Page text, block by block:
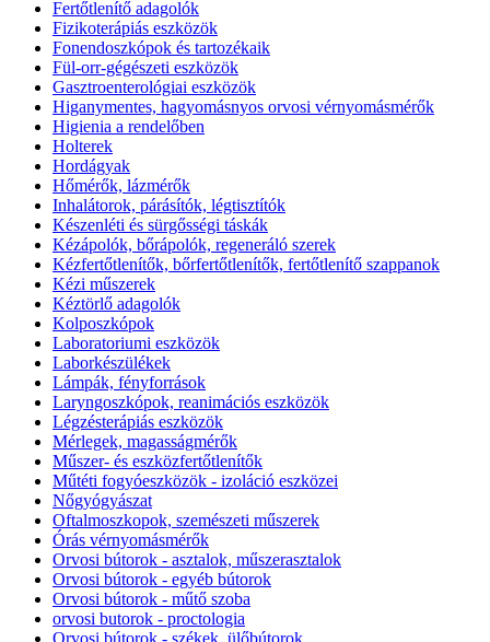
Fertőtlenítő adagolók
Fizikoterápiás eszközök
Fonendoszkópok és tartozékaik
Fül-orr-gégészeti eszközök
Gasztroenterológiai eszközök
Higanymentes, hagyomásnyos orvosi vérnyomásmérők
Higienia a rendelőben
Holterek
Hordágyak
Hőmérők, lázmérők
Inhalátorok, párásítók, légtisztítók
Készenléti és sürgősségi táskák
Kézápolók, bőrápolók, regeneráló szerek
Kézfertőtlenítők, bőrfertőtlenítők, fertőtlenítő szappanok
Kézi műszerek
Kéztörlő adagolók
Kolposzkópok
Laboratoriumi eszközök
Laborkészülékek
Lámpák, fényforrások
Laryngoszkópok, reanimációs eszközök
Légzésterápiás eszközök
Mérlegek, magasságmérők
Műszer- és eszközfertőtlenítők
Műtéti fogyóeszközök - izoláció eszközei
Nőgyógyászat
Oftalmoszkopok, szemészeti műszerek
Órás vérnyomásmérők
Orvosi bútorok - asztalok, műszerasztalok
Orvosi bútorok - egyéb bútorok
Orvosi bútorok - műtő szoba
orvosi butorok - proctologia